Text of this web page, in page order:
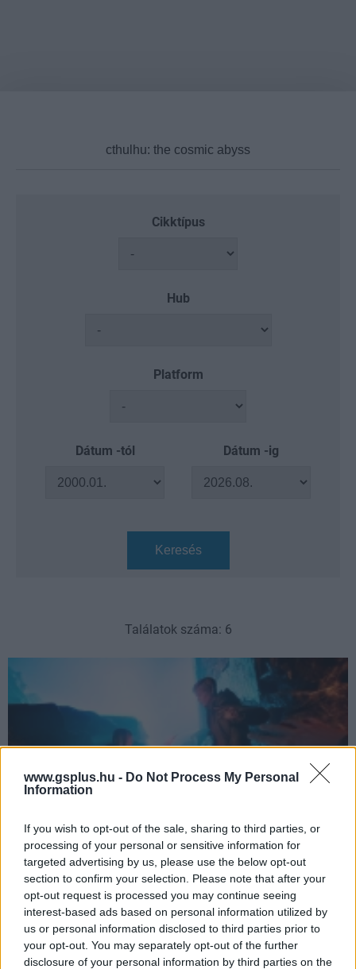
www.gsplus.hu - Do Not Process My Personal
Information
If you wish to opt-out of the sale, sharing to third parties, or
processing of your personal or sensitive information for
targeted advertising by us, please use the below opt-out
section to confirm your selection. Please note that after your
opt-out request is processed you may continue seeing
interest-based ads based on personal information utilized by
us or personal information disclosed to third parties prior to
your opt-out. You may separately opt-out of the further
disclosure of your personal information by third parties on the
Cikktípus
Hub
Platform
Dátum -tól Dátum -ig
Keresés
Találatok száma: 6
Itt már talán az ősi istenek sem segíthetnek, még egy
stúdióját bezárhatja a Nacon
| 2026.05.12 12:35
Sajtóértesülések szerint veszélybe került a Big Bad Wolf, a
Cthulhu: The Cosmic Abyss, a Vampire: The Masquerade -
Swansong és a The Council fejlesztője.